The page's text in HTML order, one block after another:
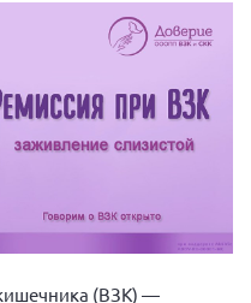
Н. Ф.
О.В.
Ф.В.
(ВЗК) —